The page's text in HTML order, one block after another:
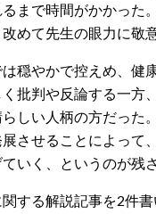
まで時間がかかった
めて先生の眼力に敬
穏やかで控えめ、健
批判や反論する一方
しい人柄の方だっ
させることによって
いく、というのが残
する解説記事を2件